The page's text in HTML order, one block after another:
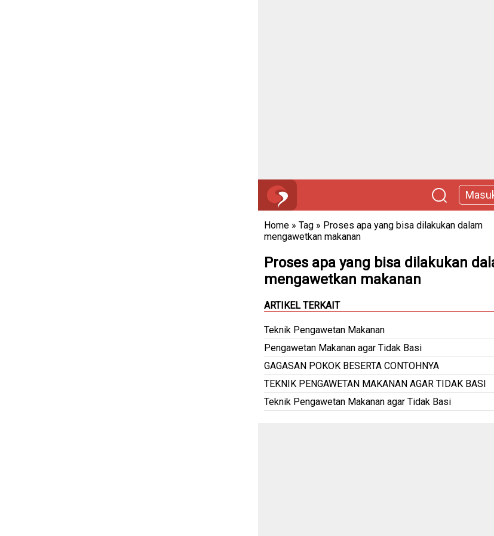
Home » Tag » Proses apa yang bisa dilakukan dalam
mengawetkan makanan
Proses apa yang bisa dilakukan
mengawetkan makanan
ARTIKEL TERKAIT
Teknik Pengawetan Makanan
Pengawetan Makanan agar Tidak Basi
GAGASAN POKOK BESERTA CONTOHNYA
TEKNIK PENGAWETAN MAKANAN AGAR TIDAK BASI
Teknik Pengawetan Makanan agar Tidak Basi